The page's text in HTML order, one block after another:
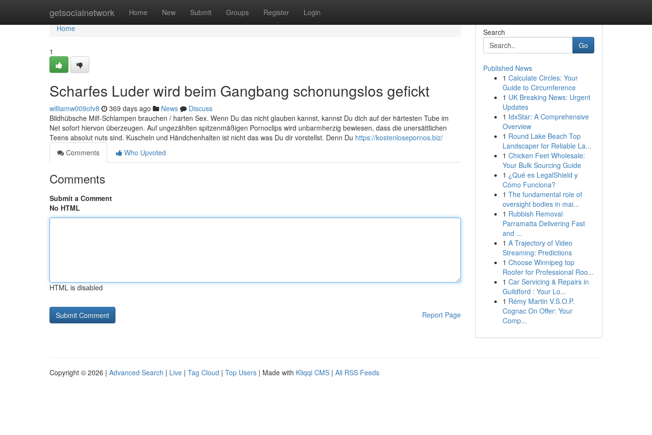
getsocialnetwork Home New Submit Groups Register Login
Home
Home
1
Scharfes Luder wird beim Gangbang schonungslos gefickt
williamw009ofv8 369 days ago News
Discuss
Bildhübsche Milf-Schlampen brauchen / harten Sex. Wenn Du das nicht glauben kannst, kannst Du dich auf der härtesten Tube im
Net sofort hiervon überzeugen. Auf ungezählten spitzenmäßigen Pornoclips wird unbarmherzig bewiesen, dass die unersättlichen
Teens absolut nuts sind. Kuscheln und Händchenhalten ist nicht das was Du dir vorstellst. Denn Du https://kostenlosepornos.biz/
Comments
Who Upvoted
Comments
Submit a Comment
No HTML
HTML is disabled
Report Page
Search
Go
Published News
1 Calculate Circles: Your
Guide to Circumference
1 UK Breaking News: Urgent
Updates
1 IdxStar: A Comprehensive
Overview
1 Round Lake Beach Top
Landscaper for Reliable La...
1 Chicken Feet Wholesale:
Your Bulk Sourcing Guide
1 ¿Qué es LegalShield y
Cómo Funciona?
1 The fundamental role of
oversight bodies in mai...
1 Rubbish Removal
Parramatta Delivering Fast
and ...
1 A Trajectory of Video
Streaming: Predictions
1 Choose Winnipeg top
Roofer for Professional Roo...
1 Car Servicing & Repairs in
Guildford : Your Lo...
1 Rémy Martin V.S.O.P.
Cognac On Offer: Your
Comp...
Copyright © 2026 | Advanced Search | Live | Tag Cloud | Top Users | Made with Kliqqi CMS | All RSS Feeds